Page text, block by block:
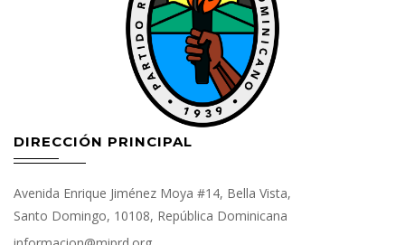
DIRECCIÓN PRINCIPAL
Avenida Enrique Jiménez Moya #14, Bella Vista,
Santo Domingo, 10108, República Dominicana